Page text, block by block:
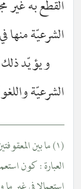
القطع به غير
الشرعيّة منها
ويؤيّد ذلك
الشرعيّة
(١) ما بين
العبارة : كون